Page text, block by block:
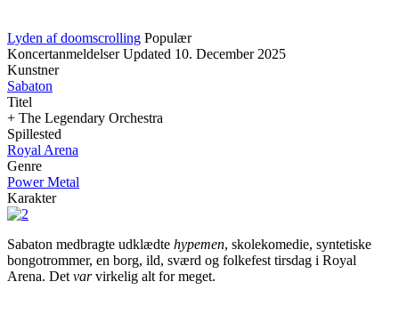
Lyden af doomscrolling Populær
Koncertanmeldelser Updated 10. December 2025
Kunstner
Sabaton
Titel
+ The Legendary Orchestra
Spillested
Royal Arena
Genre
Power Metal
Karakter
Sabaton medbragte udklædte hypemen, skolekomedie, syntetiske
bongotrommer, en borg, ild, sværd og folkefest tirsdag i Royal
Arena. Det varvirkelig alt for meget.